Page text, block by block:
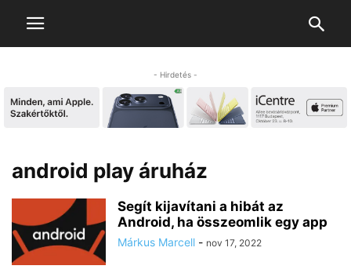
- Hirdetés -
android play áruház
Segít kijavítani a hibát az
Android, ha összeomlik egy app
Márkus Marcell - nov 17, 2022